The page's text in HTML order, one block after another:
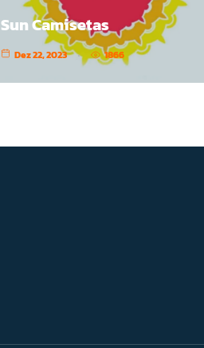
Sun Camisetas
Dez 22, 2023 1866